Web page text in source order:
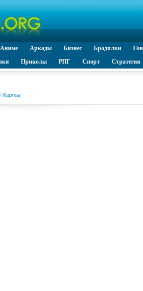
Аниме Аркады Бизнес Бродилки
Приколы РПГ Спорт Стратегии
/Карты